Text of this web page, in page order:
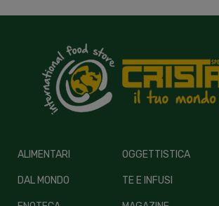
ALIMENTARI
DAL MONDO
OGGETTISTICA
TE E INFUSI